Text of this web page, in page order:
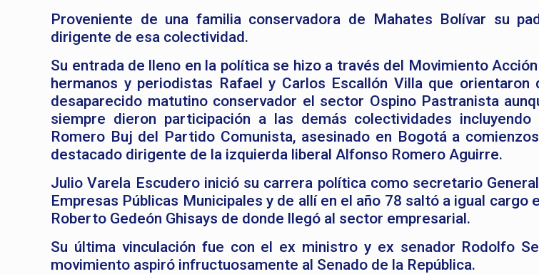
Proveniente de una familia conservadora de Mahates Bolívar su
dirigente de esa colectividad.
Su entrada de lleno en la política se hizo a través del Movimiento
hermanos y periodistas Rafael y Carlos Escallón Villa que orientaron
desaparecido matutino conservador el sector Ospino Pastranista
siempre dieron participación a las demás colectividades
Romero Buj del Partido Comunista, asesinado en Bogotá a
destacado dirigente de la izquierda liberal Alfonso Romero Aguirre.
Julio Varela Escudero inició su carrera política como secretario
Empresas Públicas Municipales y de allí en el año 78 saltó a igual cargo
Roberto Gedeón Ghisays de donde llegó al sector empresarial.
Su última vinculación fue con el ex ministro y ex senador Rodolfo
movimiento aspiró infructuosamente al Senado de la República.